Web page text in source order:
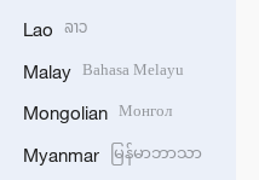
Lao ລາວ
Malay Bahasa Melayu
Mongolian Монгол
Myanmar မြန်မာဘာသာ